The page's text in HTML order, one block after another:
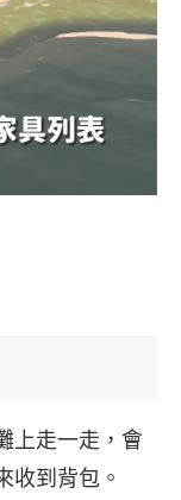
上走一走，會
收到背包。